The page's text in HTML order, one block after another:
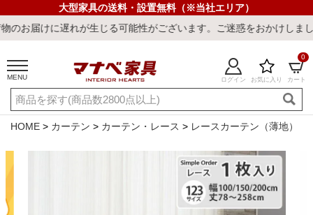
大型家具の送料・設置無料（※当社エリア）
れが生じる可能性がございます。ご迷惑をおかけしまして誠に申
MENU ログイン お気に入り カート
0
ご利用ガイド 新規会員登録
店舗一覧 閲覧履歴
HOME カーテン カーテン・レース レースカーテン（薄地）